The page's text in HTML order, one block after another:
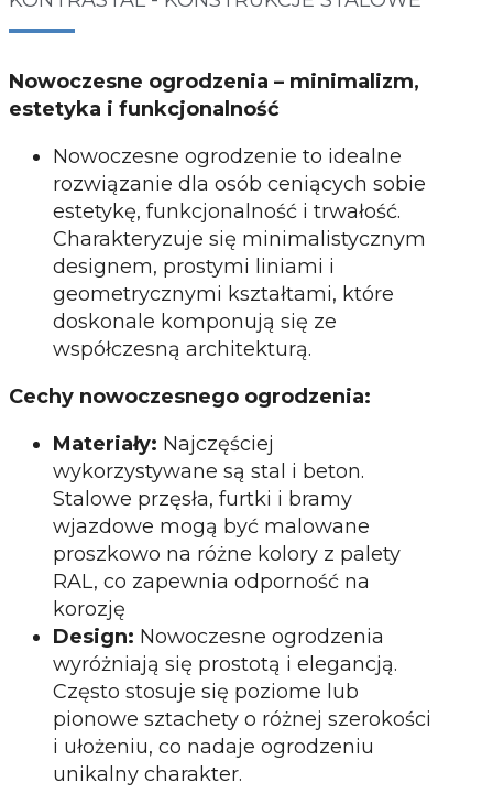
Nowoczesne ogrodzenia – minimalizm,
estetyka i funkcjonalność
Nowoczesne ogrodzenie to idealne
rozwiązanie dla osób ceniących sobie
estetykę, funkcjonalność i trwałość.
Charakteryzuje się minimalistycznym
designem, prostymi liniami i
geometrycznymi kształtami, które
doskonale komponują się ze
współczesną architekturą.
Cechy nowoczesnego ogrodzenia:
Materiały: Najczęściej
wykorzystywane są stal i beton.
Stalowe przęsła, furtki i bramy
wjazdowe mogą być malowane
proszkowo na różne kolory z palety
RAL, co zapewnia odporność na
korozję
Design: Nowoczesne ogrodzenia
wyróżniają się prostotą i elegancją.
Często stosuje się poziome lub
pionowe sztachety o różnej szerokości
i ułożeniu, co nadaje ogrodzeniu
unikalny charakter.